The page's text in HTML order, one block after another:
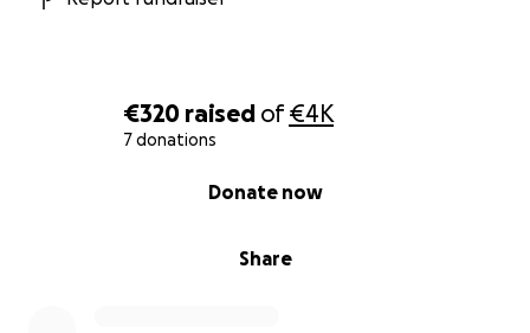
€320 raised of€4K
7 donations
Share
Donate now